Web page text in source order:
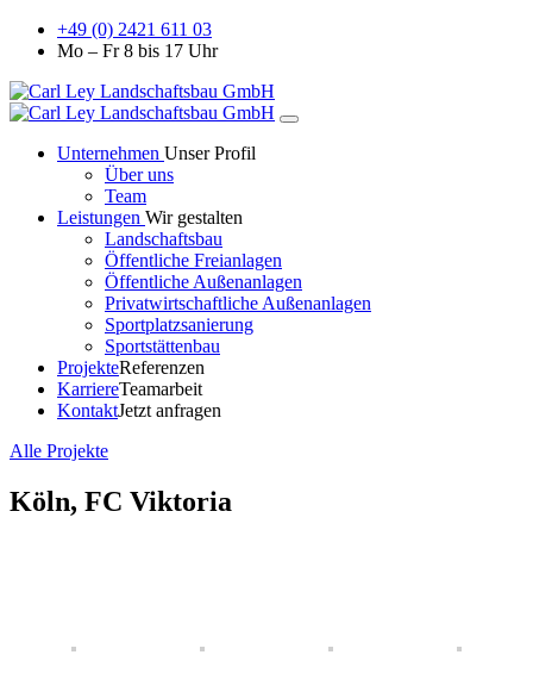
+49 (0) 2421 611 03
Mo – Fr 8 bis 17 Uhr
Unternehmen Unser Profil
Über uns
Team
Leistungen Wir gestalten
Landschaftsbau
Öffentliche Freianlagen
Öffentliche Außenanlagen
Privatwirtschaftliche Außenanlagen
Sportplatzsanierung
Sportstättenbau
ProjekteReferenzen
KarriereTeamarbeit
KontaktJetzt anfragen
Alle Projekte
Köln, FC Viktoria